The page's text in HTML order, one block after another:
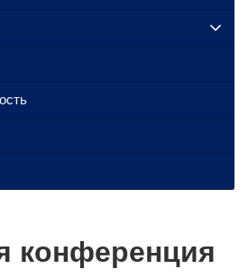
конференция